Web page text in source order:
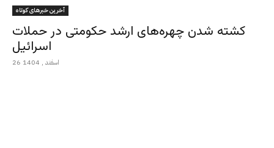
آخرین خبرهای کوتاه
کشته شدن چهره‌های ارشد حکومتی در حملات
اسرائیل
26 اسفند , 1404